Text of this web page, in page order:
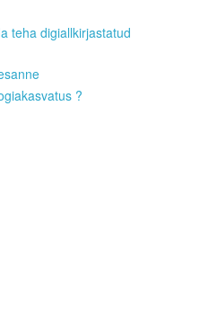
teha digiallkirjastatud
?